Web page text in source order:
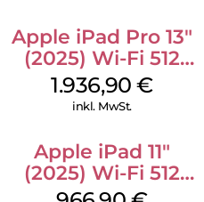
Apple iPad Pro 13″
(2025) Wi-Fi 512
GB Standardglas
Space Schwarz
1.936,90€
inkl. MwSt.
Apple iPad 11″
(2025) Wi-Fi 512
GB Gelb